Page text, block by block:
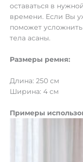
оставаться в
времени. Если Вы
поможет
тела асаны.
Размеры ремня:
Длина: 250 см
Ширина: 4 см
Примеры